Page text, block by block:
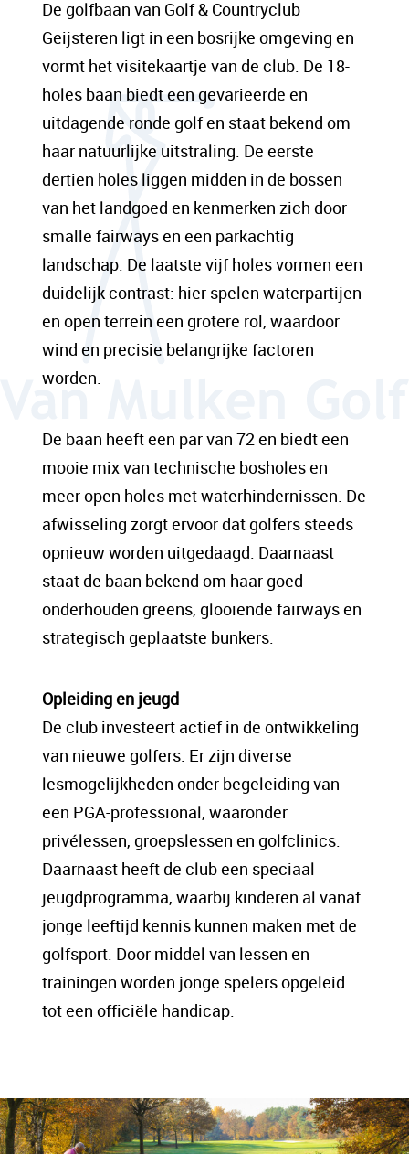
retium facilisis turpis. Donec dictum neque
veloran tristique egestas nulla mollis dui
lorem dolor.
De golfbaan van Golf & Countryclub
Geijsteren ligt in een bosrijke omgeving en
vormt het visitekaartje van de club. De 18-
holes baan biedt een gevarieerde en
uitdagende ronde golf en staat bekend om
haar natuurlijke uitstraling. De eerste
dertien holes liggen midden in de bossen
van het landgoed en kenmerken zich door
smalle fairways en een parkachtig
landschap. De laatste vijf holes vormen een
duidelijk contrast: hier spelen waterpartijen
en open terrein een grotere rol, waardoor
wind en precisie belangrijke factoren
worden.
De baan heeft een par van 72 en biedt een
mooie mix van technische bosholes en
meer open holes met waterhindernissen. De
afwisseling zorgt ervoor dat golfers steeds
opnieuw worden uitgedaagd. Daarnaast
staat de baan bekend om haar goed
onderhouden greens, glooiende fairways en
strategisch geplaatste bunkers.
Opleiding en jeugd
De club investeert actief in de ontwikkeling
van nieuwe golfers. Er zijn diverse
lesmogelijkheden onder begeleiding van
een PGA-professional, waaronder
privélessen, groepslessen en golfclinics.
Daarnaast heeft de club een speciaal
jeugdprogramma, waarbij kinderen al vanaf
jonge leeftijd kennis kunnen maken met de
golfsport. Door middel van lessen en
trainingen worden jonge spelers opgeleid
tot een officiële handicap.